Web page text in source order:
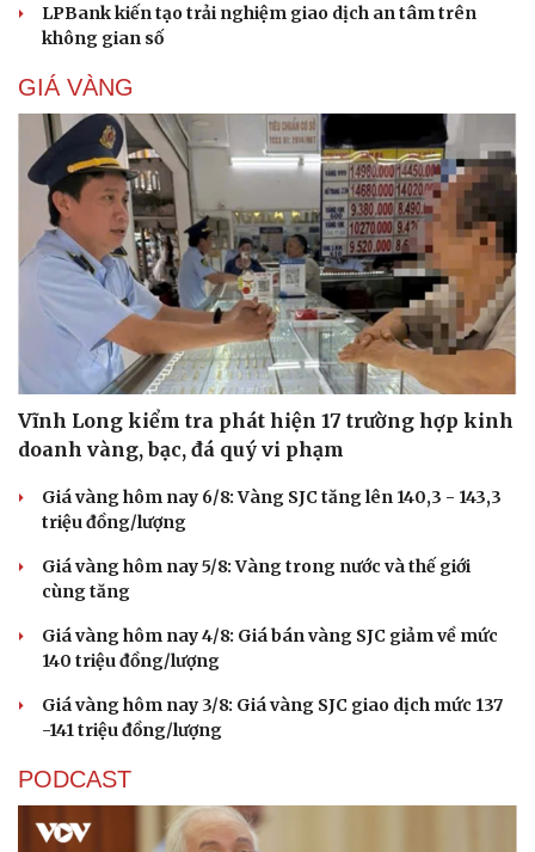
LPBank kiến tạo trải nghiệm giao dịch an tâm trên
không gian số
GIÁ VÀNG
Vĩnh Long kiểm tra phát hiện 17 trường hợp kinh
doanh vàng, bạc, đá quý vi phạm
Giá vàng hôm nay 6/8: Vàng SJC tăng lên 140,3 - 143,3
triệu đồng/lượng
Giá vàng hôm nay 5/8: Vàng trong nước và thế giới
cùng tăng
Giá vàng hôm nay 4/8: Giá bán vàng SJC giảm về mức
140 triệu đồng/lượng
Giá vàng hôm nay 3/8: Giá vàng SJC giao dịch mức 137
-141 triệu đồng/lượng
PODCAST